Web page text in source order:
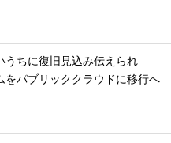
うちに復旧見込み伝えられ
パブリッククラウドに移行へ